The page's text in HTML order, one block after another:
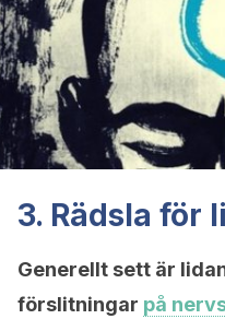
3. Rädsla för
Generellt sett är
förslitningar på